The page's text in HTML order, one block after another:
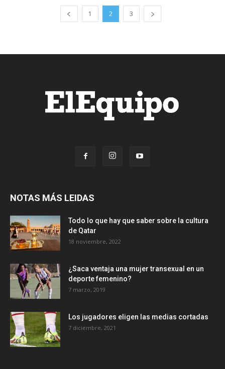
1 2 3
NOTAS MÁS LEIDAS
Todo lo que hay que saber sobre la cultura
de Qatar
18 noviembre, 2022
¿Saca ventaja una mujer transexual en un
deporte femenino?
7 marzo, 2019
Los jugadores eligen las medias cortadas
7 diciembre, 2021